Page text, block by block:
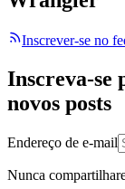
Inscrever-se no
Inscreva-se
novos posts
Endereço de e-mail
Nunca